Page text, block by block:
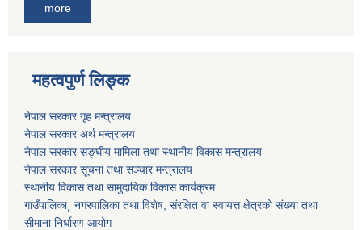
more
महत्वपुर्ण लिङ्क
नेपाल सरकार गृह मन्त्रालय
नेपाल सरकार अर्थ मन्त्रालय
नेपाल सरकार सङ्घीय मामिला तथा स्थानीय विकास मन्त्रालय
नेपाल सरकार सूचना तथा सञ्चार मन्त्रालय
स्थानीय विकास तथा सामुदायिक विकास कार्यक्रम
गाउँपालिका¸ नगरपालिका तथा विशेष, संरक्षित वा स्वायत्त क्षेत्रको संख्या तथा
सीमाना निर्धारण आयोग